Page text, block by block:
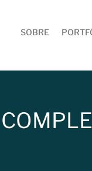
SOBRE